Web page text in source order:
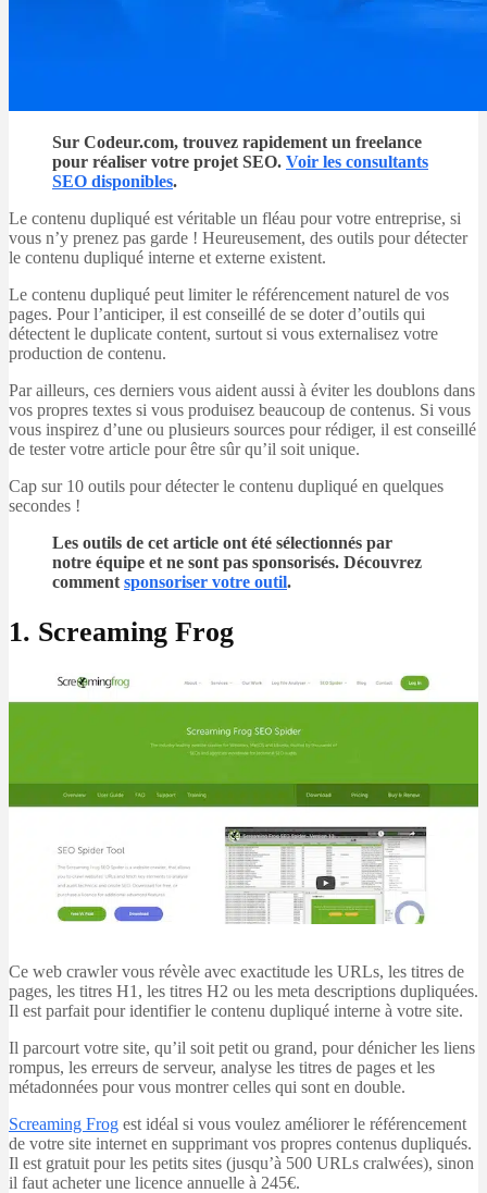
Sur Codeur.com, trouvez rapidement un freelance
pour réaliser votre projet SEO. Voir les consultants
SEO disponibles.
Le contenu dupliqué est véritable un fléau pour votre entreprise, si
vous n’y prenez pas garde ! Heureusement, des outils pour détecter
le contenu dupliqué interne et externe existent.
Le contenu dupliqué peut limiter le référencement naturel de vos
pages. Pour l’anticiper, il est conseillé de se doter d’outils qui
détectent le duplicate content, surtout si vous externalisez votre
production de contenu.
Par ailleurs, ces derniers vous aident aussi à éviter les doublons dans
vos propres textes si vous produisez beaucoup de contenus. Si vous
vous inspirez d’une ou plusieurs sources pour rédiger, il est conseillé
de tester votre article pour être sûr qu’il soit unique.
Cap sur 10 outils pour détecter le contenu dupliqué en quelques
secondes !
Les outils de cet article ont été sélectionnés par
notre équipe et ne sont pas sponsorisés. Découvrez
comment sponsoriser votre outil.
1. Screaming Frog
Ce web crawler vous révèle avec exactitude les URLs, les titres de
pages, les titres H1, les titres H2 ou les meta descriptions dupliquées.
Il est parfait pour identifier le contenu dupliqué interne à votre site.
Il parcourt votre site, qu’il soit petit ou grand, pour dénicher les liens
rompus, les erreurs de serveur, analyse les titres de pages et les
métadonnées pour vous montrer celles qui sont en double.
Screaming Frog est idéal si vous voulez améliorer le référencement
de votre site internet en supprimant vos propres contenus dupliqués.
Il est gratuit pour les petits sites (jusqu’à 500 URLs cralwées), sinon
il faut acheter une licence annuelle à 245€.